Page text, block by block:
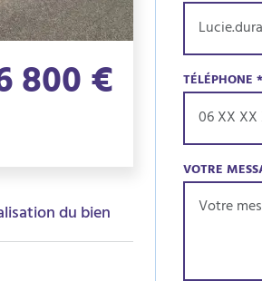
800 €
du bien
TÉLÉPHONE*
VOTRE